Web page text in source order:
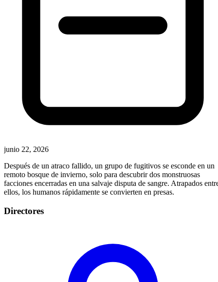
junio 22, 2026
Después de un atraco fallido, un grupo de fugitivos se esconde en un
remoto bosque de invierno, solo para descubrir dos monstruosas
facciones encerradas en una salvaje disputa de sangre. Atrapados
ellos, los humanos rápidamente se convierten en presas.
Directores